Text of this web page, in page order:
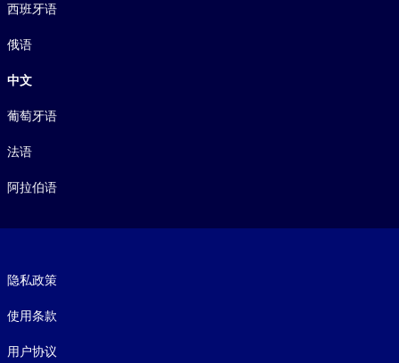
西班牙语
俄语
中文
葡萄牙语
法语
阿拉伯语
隐私政策
使用条款
用户协议